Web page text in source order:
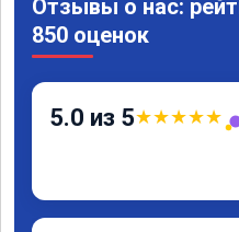
Отзывы о нас:
850 оценок
5.0 из 5★★★★★